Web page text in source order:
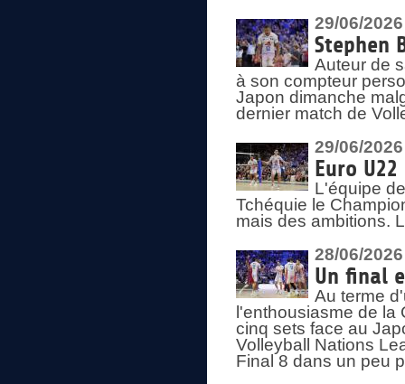
29/06/2026
Stephen
Auteur de
à son compteur
Japon dimanche
dernier match de
29/06/2026
Euro
L'équipe
Tchéquie le
mais des ambitions.
28/06/2026
Un final
Au terme
l'enthousiasme de
cinq sets face au
Volleyball Nations
Final 8 dans un peu